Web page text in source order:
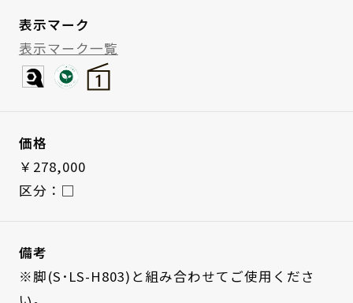
表示マーク
表示マーク一覧
価格
￥278,000
区分：□
備考
※脚(S･LS-H803)と組み合わせてご使用くださ